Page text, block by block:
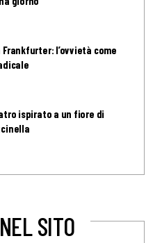
Frankfurter: l’ovvietà come
ispirato a un fiore di
SITO